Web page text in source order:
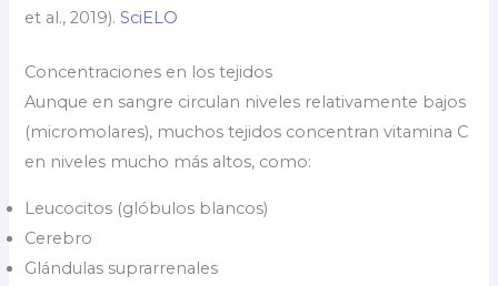
et al., 2019).SciELO
Concentraciones en los tejidos
Aunque en sangre circulan niveles relativamente bajos
(micromolares), muchos tejidos concentran vitamina C
en niveles mucho más altos, como:
Leucocitos (glóbulos blancos)
Cerebro
Glándulas suprarrenales